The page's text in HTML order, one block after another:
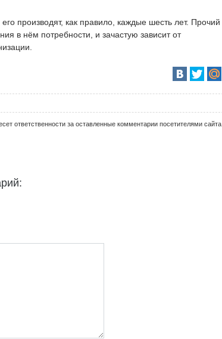
производят, как правило, каждые шесть лет. Прочий
в нём потребности, и зачастую зависит от
ответственности за оставленные комментарии посетителями сайта.